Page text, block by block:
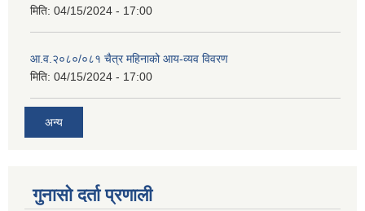
मिति: 04/15/2024 - 17:00
आ.व.२०८०/०८१ चैत्र महिनाको आय-व्यव विवरण
मिति: 04/15/2024 - 17:00
अन्य
गुनासो दर्ता प्रणाली